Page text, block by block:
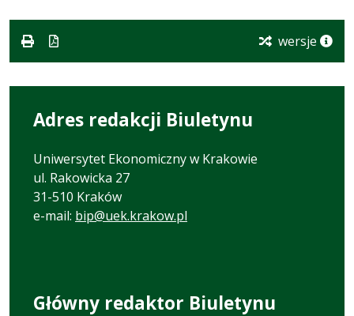
karcie.
wersje
Adres redakcji Biuletynu
Uniwersytet Ekonomiczny w Krakowie
ul. Rakowicka 27
31-510 Kraków
e-mail: bip@uek.krakow.pl
Główny redaktor Biuletynu